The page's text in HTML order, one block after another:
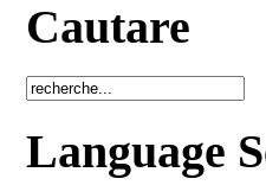
Cautare
Language